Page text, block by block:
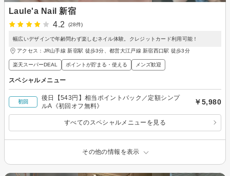
Laule'a Nail 新宿
4.2
(28件)
幅広いデザインで年齢問わず楽しむネイル体験。クレジットカード利用可能！
アクセス：JR山手線 新宿駅 徒歩3分、都営大江戸線 新宿西口駅 徒歩3分
楽天スーパーDEAL ポイントが貯まる・使える メンズ歓迎
スペシャルメニュー
初回
後日【543円】相当ポイントバック／定額シンプ
ルA《初回オフ無料》
￥5,980
すべてのスペシャルメニューを見る
その他の情報を表示